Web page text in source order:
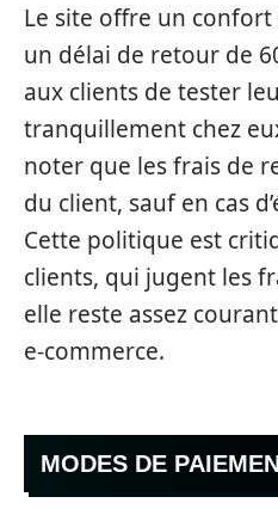
Le site offre un
un délai de retour de
aux clients de tester
tranquillement chez
noter que les frais de
du client, sauf en cas
Cette politique est
clients, qui jugent les
elle reste assez
e-commerce.
MODES DE